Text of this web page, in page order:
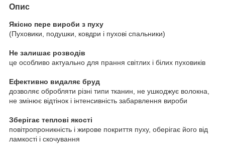
Опис
Якісно пере вироби з пуху
(Пуховики, подушки, ковдри і пухові спальники)
Не залишає розводів
це особливо актуально для прання світлих і білих пуховиків
Ефективно видаляє бруд
дозволяє обробляти різні типи тканин, не ушкоджує волокна,
не змінює відтінок і інтенсивність забарвлення вироби
Зберігає теплові якості
повітропроникність і жирове покриття пуху, оберігає його від
ламкості і скочування